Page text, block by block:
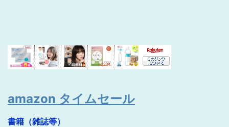
amazon タイムセール
書籍（雑誌等）